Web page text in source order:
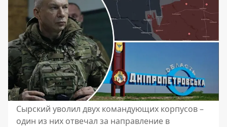
Сырский уволил двух командующих корпусов –
один из них отвечал за направление в